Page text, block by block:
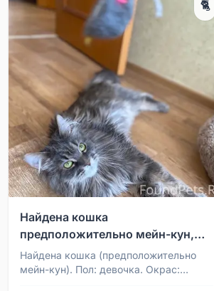
🐈
Найдена кошка
предположительно мейн-кун,
Нижневартовск
Найдена кошка (предположительно
мейн-кун). Пол: девочка. Окрас: